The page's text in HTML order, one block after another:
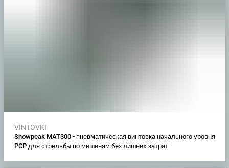
VINTOVKI
Snowpeak MAT300 - пневматическая винтовка начального уровня
PCP для стрельбы по мишеням без лишних затрат